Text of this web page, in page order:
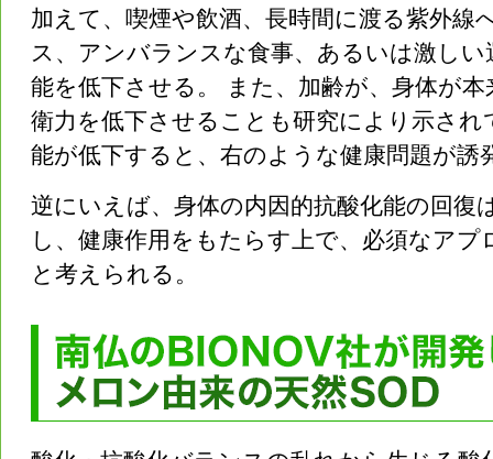
加えて、喫煙や飲酒、長時間に渡る紫外線
ス、アンバランスな食事、あるいは激しい
能を低下させる。 また、加齢が、身体が
衛力を低下させることも研究により示され
能が低下すると、右のような健康問題が誘
逆にいえば、身体の内因的抗酸化能の回復
し、健康作用をもたらす上で、必須なア
と考えられる。